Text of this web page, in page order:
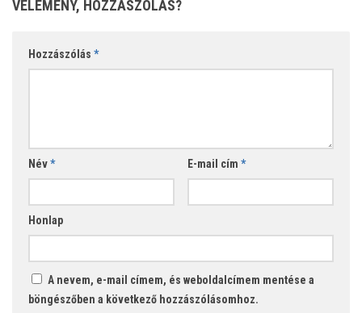
VÉLEMÉNY, HOZZÁSZÓLÁS?
Hozzászólás *
Név* E-mail cím *
Honlap
A nevem, e-mail címem, és weboldalcímem mentése a
böngészőben a következő hozzászólásomhoz.